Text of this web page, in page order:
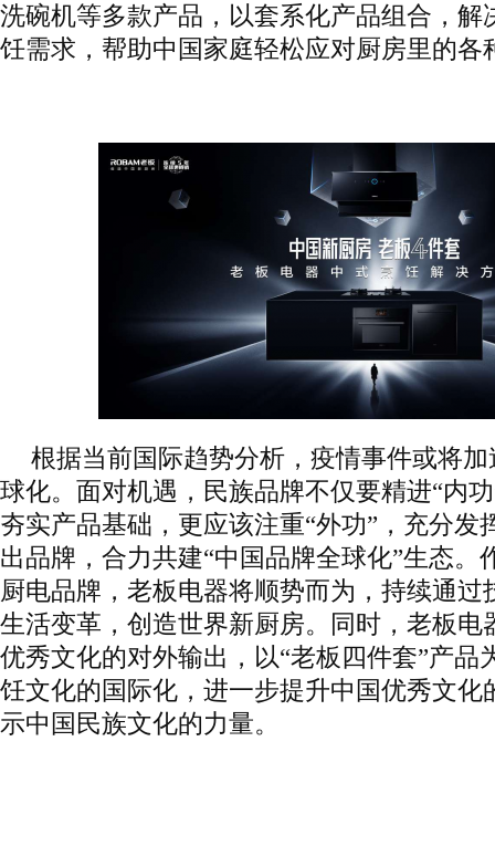
洗碗机等多款产品，以套系化产品组合，解
饪需求，帮助中国家庭轻松应对厨房里的各
根据当前国际趋势分析，疫情事件或将
球化。面对机遇，民族品牌不仅要精进“内
夯实产品基础，更应该注重“外功”，充分发
出品牌，合力共建“中国品牌全球化”生态。
厨电品牌，老板电器将顺势而为，持续通过
生活变革，创造世界新厨房。同时，老板电
优秀文化的对外输出，以“老板四件套”产品
饪文化的国际化，进一步提升中国优秀文化
示中国民族文化的力量。